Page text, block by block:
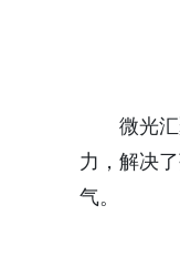
微光
力，解决
气。